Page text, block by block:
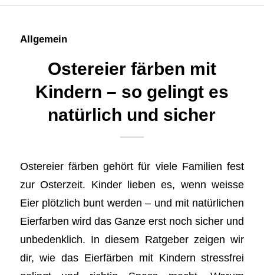
Allgemein
Ostereier färben mit
Kindern – so gelingt es
natürlich und sicher
Ostereier färben gehört für viele Familien fest
zur Osterzeit. Kinder lieben es, wenn weisse
Eier plötzlich bunt werden – und mit natürlichen
Eierfarben wird das Ganze erst noch sicher und
unbedenklich. In diesem Ratgeber zeigen wir
dir, wie das Eierfärben mit Kindern stressfrei